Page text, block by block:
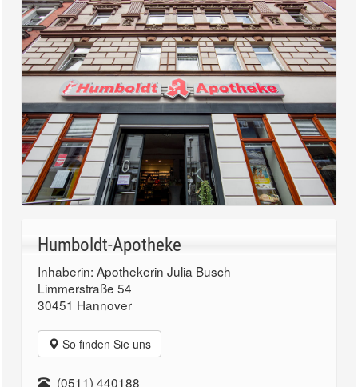
Humboldt-Apotheke
Inhaberin: Apothekerin Julia Busch
Limmerstraße 54
30451 Hannover
So finden Sie uns
(0511) 440188